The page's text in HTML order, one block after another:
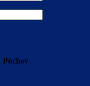
Púchov